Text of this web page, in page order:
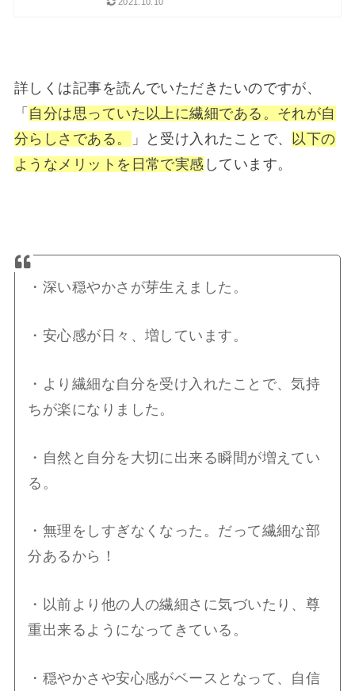
詳しくは記事を読んでいただきたいのですが、
「 自分は思っていた以上に繊細である。それが自
分らしさである。
」と受け入れたことで、
以下の
ようなメリットを日常で実感 しています。
・深い穏やかさが芽生えました。
・安心感が日々、増しています。
・より繊細な自分を受け入れたことで、気持
ちが楽になりました。
・自然と自分を大切に出来る瞬間が増えてい
る。
・無理をしすぎなくなった。だって繊細な部
分あるから！
・以前より他の人の繊細さに気づいたり、尊
重出来るようになってきている。
・穏やかさや安心感がベースとなって、自信